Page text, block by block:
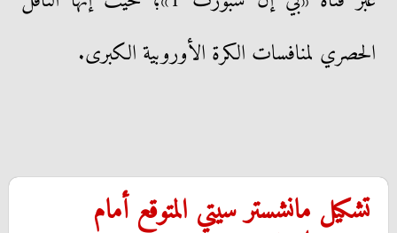
الحصري لمنافسات الكرة الأوروبية الكبرى.
تشكيل مانشستر سيتي المتوقع أمام